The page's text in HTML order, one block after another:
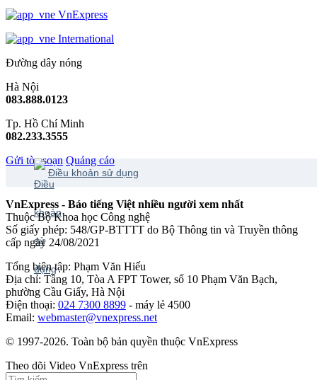
VnExpress
International
Đường dây nóng
Hà Nội
083.888.0123
Tp. Hồ Chí Minh
082.233.3555
Gửi tòa soạn Quảng cáo
Điều khoản sử dụng
VnExpress - Báo tiếng Việt nhiều người xem nhất
Thuộc Bộ Khoa học Công nghệ
Số giấy phép: 548/GP-BTTTT do Bộ Thông tin và Truyền thông
cấp ngày 24/08/2021
Tổng biên tập: Phạm Văn Hiếu
Địa chỉ: Tầng 10, Tòa A FPT Tower, số 10 Phạm Văn Bạch,
phường Cầu Giấy, Hà Nội
Điện thoại: 024 7300 8899 - máy lẻ 4500
Email: webmaster@vnexpress.net
© 1997-2026. Toàn bộ bản quyền thuộc VnExpress
Theo dõi Video VnExpress trên